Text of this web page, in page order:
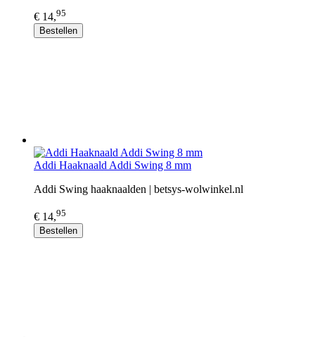
€ 14,95
Bestellen
Addi Haaknaald Addi Swing 8 mm
Addi Swing haaknaalden | betsys-wolwinkel.nl
€ 14,95
Bestellen